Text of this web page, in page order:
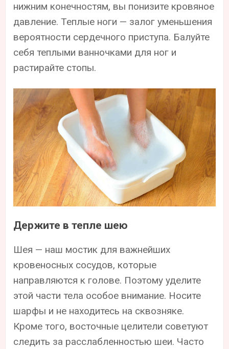
нижним конечностям, вы понизите кровяное
давление. Теплые ноги — залог уменьшения
вероятности сердечного приступа. Балуйте
себя теплыми ванночками для ног и
растирайте стопы.
Держите в тепле шею
Шея — наш мостик для важнейших
кровеносных сосудов, которые
направляются к голове. Поэтому уделите
этой части тела особое внимание. Носите
шарфы и не находитесь на сквозняке.
Кроме того, восточные целители советуют
следить за расслабленностью шеи. Часто